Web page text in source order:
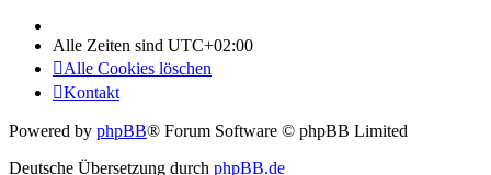
Alle Zeiten sind UTC+02:00
Alle Cookies löschen
Kontakt
Powered by phpBB® Forum Software © phpBB Limited
Deutsche Übersetzung durch phpBB.de